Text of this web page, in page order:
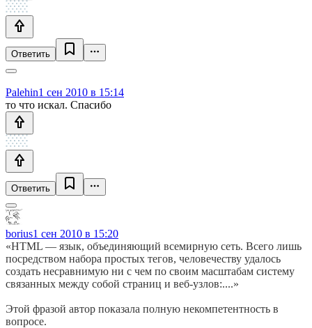
Ответить
Palehin1 сен 2010 в 15:14
то что искал. Спасибо
Ответить
borius1 сен 2010 в 15:20
«HTML — язык, объединяющий всемирную сеть. Всего лишь
посредством набора простых тегов, человечеству удалось
создать несравнимую ни с чем по своим масштабам систему
связанных между собой страниц и веб-узлов:....»
Этой фразой автор показала полную некомпетентность в
вопросе.